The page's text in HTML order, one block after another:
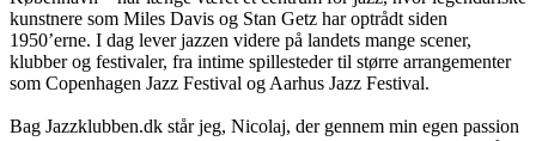
kunstnere som Miles Davis og Stan Getz har optrådt siden
1950’erne. I dag lever jazzen videre på landets mange scener,
klubber og festivaler, fra intime spillesteder til større arrangementer
som Copenhagen Jazz Festival og Aarhus Jazz Festival.
Bag Jazzklubben.dk står jeg, Nicolaj, der gennem min egen passion